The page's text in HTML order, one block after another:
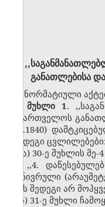
,,
განათლებისა
„ნორმატიული
მუხლი 1. ,,
საქართველოს
მუხ.1840)
შემდეგი ცვლილებები:
ა) 30-ე მუხლის
,,4.
გონივრული
ამას შედეგი არ
ბ) 31-ე მუხლი